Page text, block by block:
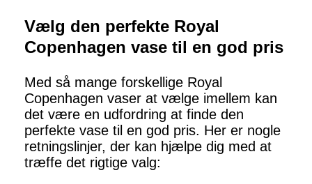
Vælg den perfekte Royal
Copenhagen vase til en god pris
Med så mange forskellige Royal
Copenhagen vaser at vælge imellem kan
det være en udfordring at finde den
perfekte vase til en god pris. Her er nogle
retningslinjer, der kan hjælpe dig med at
træffe det rigtige valg: